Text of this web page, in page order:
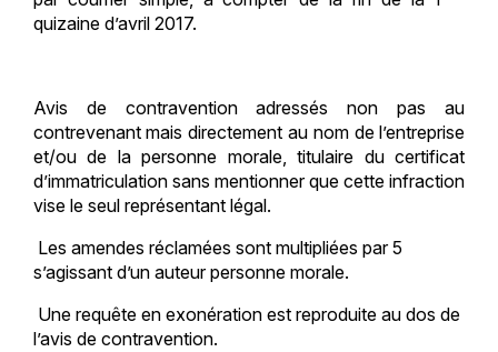
quizaine d’avril 2017.
Avis de contravention adressés non pas au
contrevenant mais directement au nom de l’entreprise
et/ou de la personne morale, titulaire du certificat
d’immatriculation sans mentionner que cette infraction
vise le seul représentant légal.
Les amendes réclamées sont multipliées par 5
s’agissant d’un auteur personne morale.
Une requête en exonération est reproduite au dos de
l’avis de contravention.